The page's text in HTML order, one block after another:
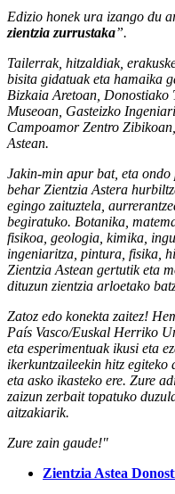
Edizio honek ura izango du
zientzia zurrustaka”.
Tailerrak, hitzaldiak,
bisita gidatuak eta hamaika
Bizkaia Aretoan, Donostiako
Museoan, Gasteizko
Campoamor Zentro
Astean.
Jakin-min apur bat, eta ondo
behar Zientzia Astera
egingo zaituztela,
begiratuko. Botanika,
fisikoa, geologia, kimika,
ingeniaritza, pintura, fisika,
Zientzia Astean gertutik eta
dituzun zientzia arloetako
Zatoz edo konekta zaitez!
País Vasco/Euskal Herriko
eta esperimentuak ikusi eta
ikerkuntzaileekin hitz egiteko
eta asko ikasteko ere. Zure
zaizun zerbait topatuko
aitzakiarik.
Zure zain gaude!"
Zientzia Astea